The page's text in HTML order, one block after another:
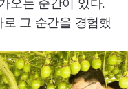
오는 순간이 있다.
그 순간을 경험했